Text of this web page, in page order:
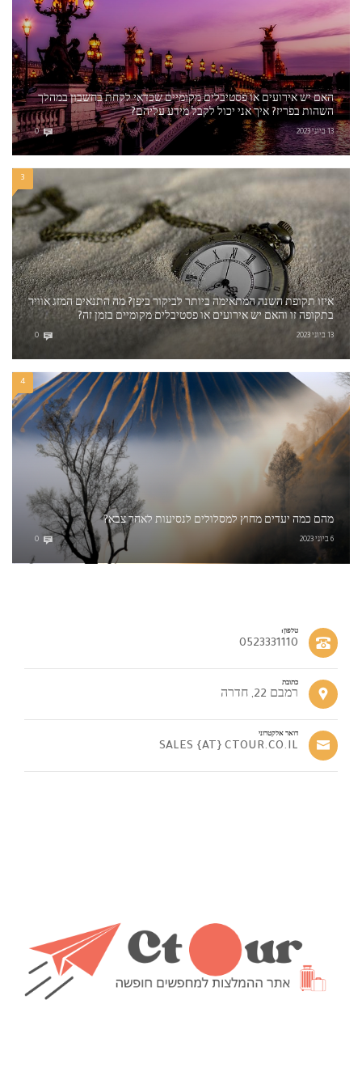
האם יש אירועים או פסטיבלים מקומיים שכדאי לקחת בחשבון במהלך
השהות בפריז? איך אני יכול לקבל מידע עליהם?
13 ביוני 2023 0
3
איזו תקופת השנה המתאימה ביותר לביקור ביפן? מה התנאים המזג אוויר
בתקופה זו והאם יש אירועים או פסטיבלים מקומיים בזמן זה?
13 ביוני 2023 0
4
מהם כמה יעדים מחוץ למסלולים לנסיעות לאחר צבא?
6 ביוני 2023 0
טלפון:
0523331110
כתובת
רמבם 22, חדרה
דואר אלקטרוני
SALES {AT} CTOUR.CO.IL